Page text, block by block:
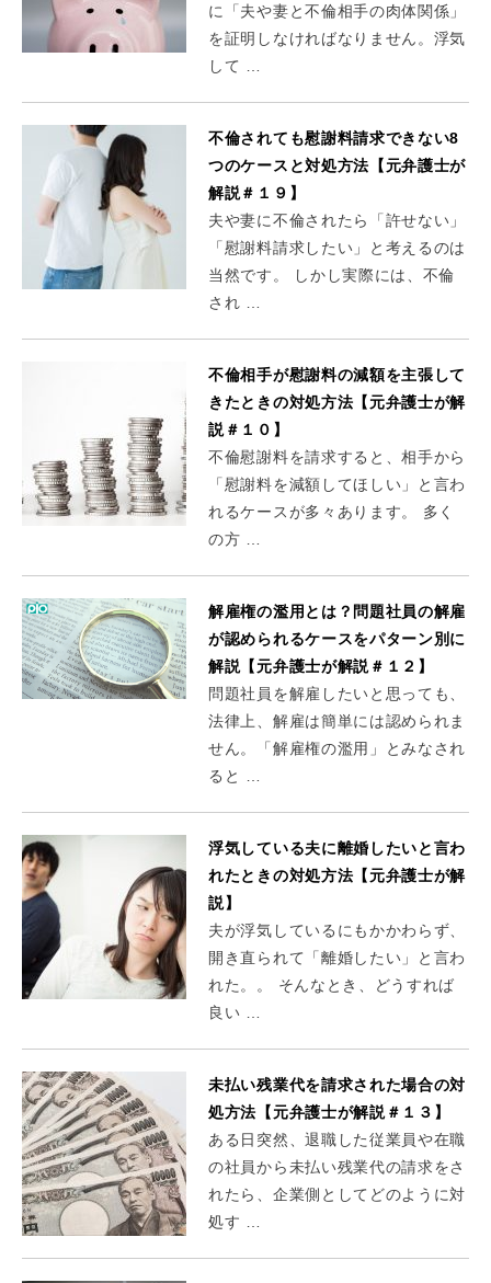
に「夫や妻と不倫相手の肉体関係」
を証明しなければなりません。浮気
して …
不倫されても慰謝料請求できない8
つのケースと対処方法【元弁護士が
解説＃１９】
夫や妻に不倫されたら「許せない」
「慰謝料請求したい」と考えるのは
当然です。 しかし実際には、不倫
され …
不倫相手が慰謝料の減額を主張して
きたときの対処方法【元弁護士が解
説＃１０】
不倫慰謝料を請求すると、相手から
「慰謝料を減額してほしい」と言わ
れるケースが多々あります。 多く
の方 …
解雇権の濫用とは？問題社員の解雇
が認められるケースをパターン別に
解説【元弁護士が解説＃１２】
問題社員を解雇したいと思っても、
法律上、解雇は簡単には認められま
せん。「解雇権の濫用」とみなされ
ると …
浮気している夫に離婚したいと言わ
れたときの対処方法【元弁護士が解
説】
夫が浮気しているにもかかわらず、
開き直られて「離婚したい」と言わ
れた。。 そんなとき、どうすれば
良い …
未払い残業代を請求された場合の対
処方法【元弁護士が解説＃１３】
ある日突然、退職した従業員や在職
の社員から未払い残業代の請求をさ
れたら、企業側としてどのように対
処す …